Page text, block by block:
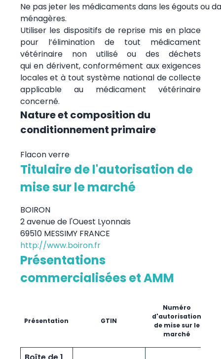
Ne pas jeter les médicaments dans les égouts ou
ménagères.
Utiliser les dispositifs de reprise mis en place
pour l’élimination de tout médicament
vétérinaire non utilisé ou des déchets
qui en dérivent, conformément aux exigences
locales et à tout système national de collecte
applicable au médicament vétérinaire
concerné.
Nature et composition du
conditionnement primaire
Flacon verre
Titulaire de l'autorisation de
mise sur le marché
BOIRON
2 avenue de l'Ouest Lyonnais
69510 MESSIMY FRANCE
http://www.boiron.fr
Présentations
commercialisées et AMM
Présentation GTIN
Numéro
d'autorisation
de mise sur le
marché